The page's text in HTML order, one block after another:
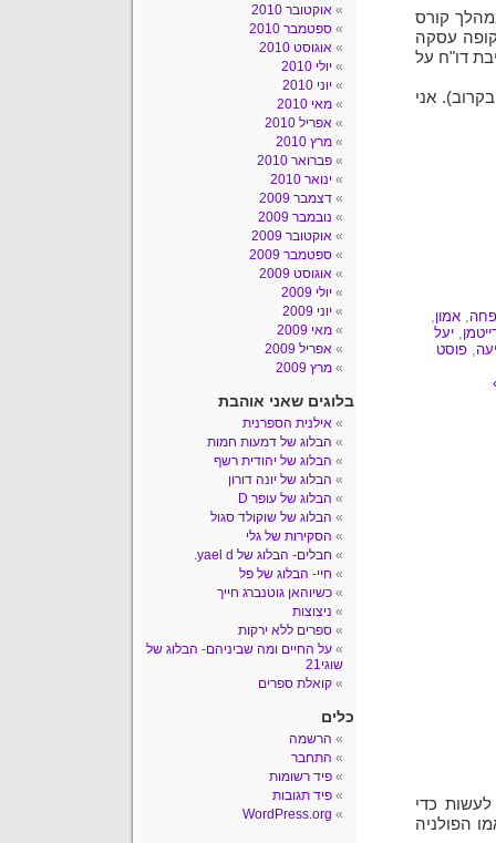
קורס
עסקה
דו"ח על
אני
, אמון,
,יעל
, פוסט
כדי
הפולניה
אוקטובר 2010
ספטמבר 2010
אוגוסט 2010
יולי 2010
יוני 2010
מאי 2010
אפריל 2010
מרץ 2010
פברואר 2010
ינואר 2010
דצמבר 2009
נובמבר 2009
אוקטובר 2009
ספטמבר 2009
אוגוסט 2009
יולי 2009
יוני 2009
מאי 2009
אפריל 2009
מרץ 2009
בלוגים שאני אוהבת
אילנית הספרנית
הבלוג של דמעות חמות
הבלוג של יהודית רשף
הבלוג של יונה דורון
הבלוג של עופר D
הבלוג של שוקולד סגול
הסקירות של גלי
חבלים- הבלוג של yael d.
חיי- הבלוג של פל
כשיוהאן גוטנברג חייך
ניצוצות
ספרים ללא ירקות
על החיים ומה שביניהם- הבלוג של
שוגי21
קואלת ספרים
כלים
הרשמה
התחבר
פיד רשומות
פיד תגובות
WordPress.org